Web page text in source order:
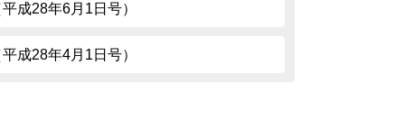
成28年6月1日号）
成28年4月1日号）